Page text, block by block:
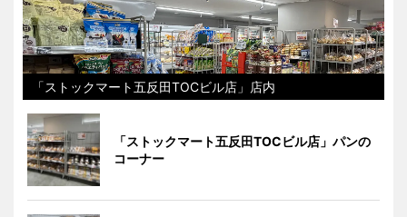
「ストックマート五反田TOCビル店」店内
「ストックマート五反田TOCビル店」パンの
コーナー